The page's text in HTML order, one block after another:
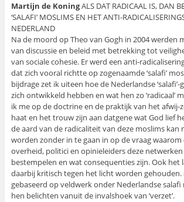
Martijn de KoningALS DAT RADICAAL IS, DAN
‘SALAFI’ MOSLIMS EN HET ANTI-
NEDERLAND
Na de moord op Theo van Gogh in 2004 werden
van discussie en beleid met betrekking tot
van sociale cohesie. Er werd een anti-
dat zich vooral richtte op zogenaamde ‘salafi’
bijdrage zet ik uiteen hoe de Nederlandse
zich ontwikkeld hebben en wat hen zo ‘radicaal’
ik me op de doctrine en de praktijk van het afwij-
haat en het trouw zijn aan datgene wat God lief
de aard van de radicaliteit van deze moslims kan
worden zonder in te gaan in op de vraag
overheid, politici en opinieleiders deze netwerken
bestempelen en wat consequenties zijn. Ook het
daarbij kritisch tegen het licht worden gehouden.
gebaseerd op veldwerk onder Nederlandse
hen belichten vanuit de invalshoek van ‘verzet’.